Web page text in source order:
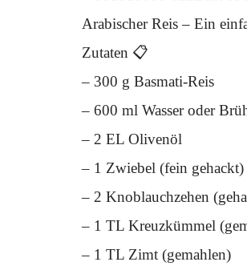
Arabischer Reis – Ein
Zutaten 📋
– 300 g Basmati-Reis
– 600 ml Wasser oder
– 2 EL Olivenöl
– 1 Zwiebel (fein gehackt)
– 2 Knoblauchzehen
– 1 TL Kreuzkümmel
– 1 TL Zimt (gemahlen)